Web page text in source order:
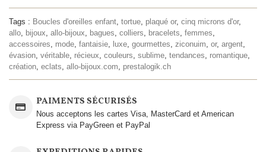
Tags : Boucles d'oreilles enfant tortue plaqué or, cinq microns d'or,
allo bijoux allo-bijoux bagues colliers bracelets femmes
accessoires
mode fantaisie luxe gourmettes ziconuim or, argent
évasion véritable récieux couleurs sublime tendances romantique
création eclats allo-bijoux.com prestalogik.ch
PAIMENTS SÉCURISÉS
Nous acceptons les cartes Visa, MasterCard et American
Express via PayGreen et PayPal